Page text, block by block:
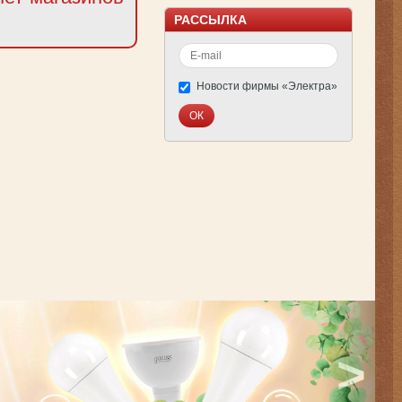
РАССЫЛКА
Новости фирмы «Электра»